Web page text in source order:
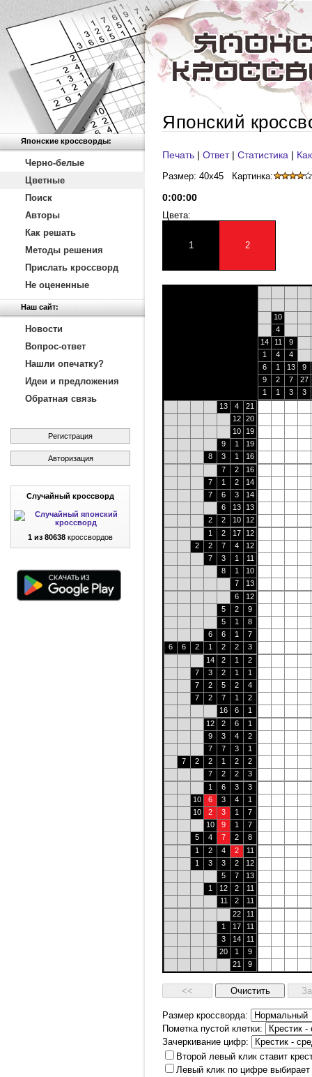
Японские кроссворды:
Черно-белые
Цветные
Поиск
Авторы
Как решать
Методы решения
Прислать кроссворд
Не оцененные
Наш сайт:
Новости
Вопрос-ответ
Нашли опечатку?
Идеи и предложения
Обратная связь
Регистрация
Авторизация
Случайный кроссворд
1 из 80638 кроссвордов
Японский
Печать | Ответ| Статистика |
Размер: 40x45 Картинка:
0:00:00
Цвета:
1 2
10
4
14
11
9
1
4
4
6
1 13
9
9
2 7
27
1
1 3
3
13
4
21
12 20
10
19
9
1
19
8
3 1
16
7
2
16
7
1 2
14
7
6 3
14
6
13
13
2
2 10
12
1
2 17
12
2
2 7 4
12
7
3 1
11
8
1
10
7
13
6
12
5
2
9
5
1
8
6
6 1
7
6
6 2 1 2 2
3
14
2 1
2
7
3 2 1
1
7
2 5 2
4
7
2 7 1
2
16
6
1
12
2 6
1
9
3 4
2
7
7 3
1
7
2 2 1 2
2
7
2 2
3
1
6 3
3
10
6 3 4
1
10
2 3 1
7
10
9 1
7
5
4 7 2
8
1
2 4 2
11
1
3 3 2
12
5
7
13
1
12 2
11
11
2
11
22
11
1
17
11
3
14
11
20
1
9
21
9
Размер кроссворда:
Пометка пустой клетки:
Зачеркивание цифр:
Второй левый клик ставит
Левый клик по цифре выбирает